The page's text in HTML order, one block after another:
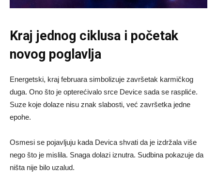
Kraj jednog ciklusa i početak
novog poglavlja
Energetski, kraj februara simbolizuje završetak karmičkog
duga. Ono što je opterećivalo srce Device sada se raspliće.
Suze koje dolaze nisu znak slabosti, već završetka jedne
epohe.
Osmesi se pojavljuju kada Devica shvati da je izdržala više
nego što je mislila. Snaga dolazi iznutra. Sudbina pokazuje da
ništa nije bilo uzalud.